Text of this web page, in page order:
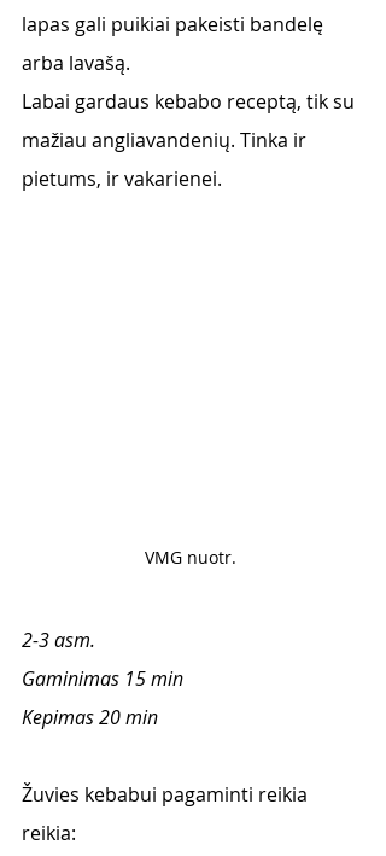
lapas gali puikiai pakeisti bandelę
arba lavašą.
Labai gardaus kebabo receptą, tik su
mažiau angliavandenių. Tinka ir
pietums, ir vakarienei.
VMG nuotr.
2-3 asm.
Gaminimas 15 min
Kepimas 20 min
Žuvies kebabui pagaminti reikia
reikia: